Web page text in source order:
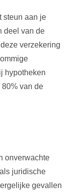
steun aan je
deel van de
verzekering
hypotheken
van de
onverwachte
juridische
gevallen